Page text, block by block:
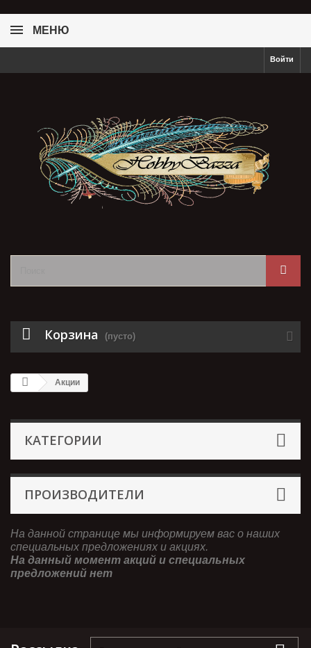
МЕНЮ
Войти
Корзина (пусто)
Акции
КАТЕГОРИИ
ПРОИЗВОДИТЕЛИ
На данной странице мы информируем вас о наших
специальных предложениях и акциях.
На данный момент акций и специальных
предложений нет